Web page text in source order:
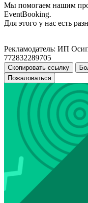
Мы помогаем нашим
EventBooking.
Для этого у нас есть
Рекламодатель: ИП
772832289705
Скопировать ссылку
Пожаловаться